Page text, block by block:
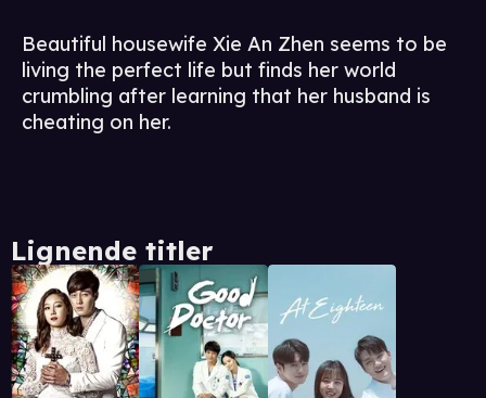
Beautiful housewife Xie An Zhen seems to be
living the perfect life but finds her world
crumbling after learning that her husband is
cheating on her.
Lignende titler